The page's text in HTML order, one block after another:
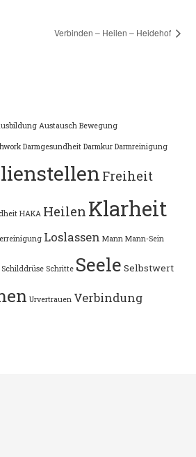
Verbinden – Heilen – Heidehof
Austausch Bewegung
Darmgesundheit Darmkur Darmreinigung
Freiheit
HAKA Heilen Klarheit
Loslassen Mann Mann-Sein
Schilddrüse Schritte Seele Selbstwert
Urvertrauen Verbindung